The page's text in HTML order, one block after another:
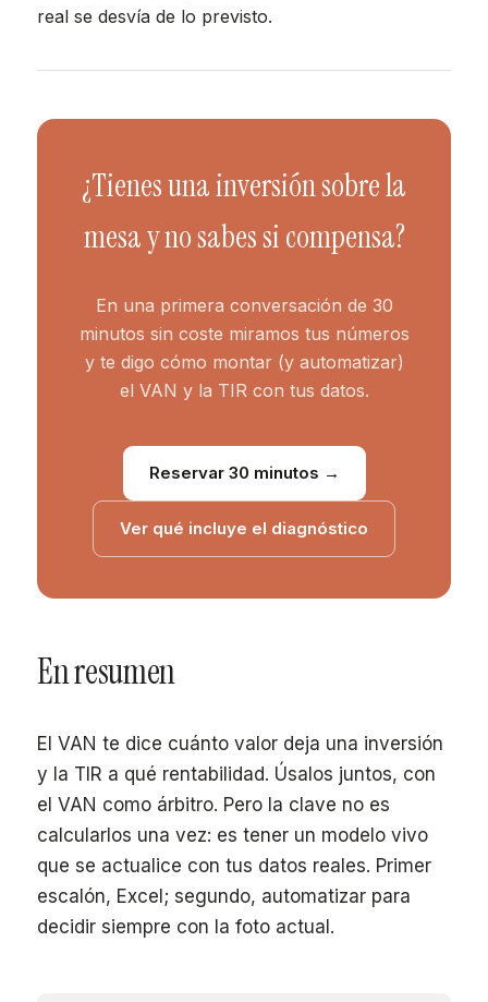
real se desvía de lo previsto.
¿Tienes una inversión sobre la
mesa y no sabes si compensa?
En una primera conversación de 30
minutos sin coste miramos tus números
y te digo cómo montar (y automatizar)
el VAN y la TIR con tus datos.
Reservar 30 minutos →
Ver qué incluye el diagnóstico
En resumen
El VAN te dice cuánto valor deja una inversión
y la TIR a qué rentabilidad. Úsalos juntos, con
el VAN como árbitro. Pero la clave no es
calcularlos una vez: es tener un modelo vivo
que se actualice con tus datos reales. Primer
escalón, Excel; segundo, automatizar para
decidir siempre con la foto actual.